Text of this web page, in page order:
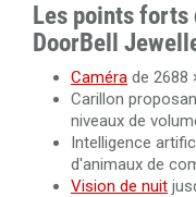
Les points
DoorBell
Caméra de 2688
Carillon
niveaux de
Intelligence
d'animaux de
Vision de nuit